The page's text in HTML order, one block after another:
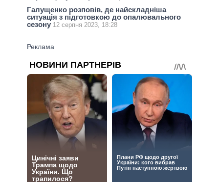
Галущенко розповів, де найскладніша
ситуація з підготовкою до опалювального
сезону 12 серпня 2023, 18:28